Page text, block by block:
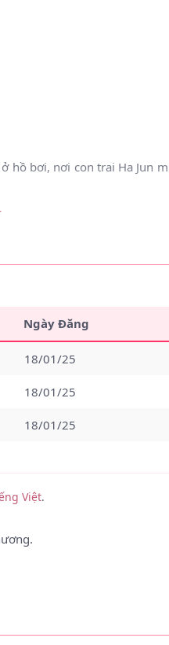
hồ bơi, nơi con trai Ha Jun
Ngày Đăng
18/01/25
18/01/25
18/01/25
Việt.